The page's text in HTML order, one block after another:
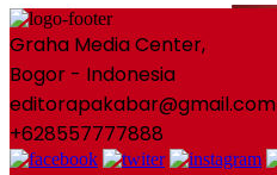
Graha Media Center,
Bogor - Indonesia
editorapakabar@gmail.com
+628557777888